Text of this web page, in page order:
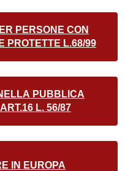
PERSONE CON
PROTETTE L.68/99
PUBBLICA
L. 56/87
IN EUROPA